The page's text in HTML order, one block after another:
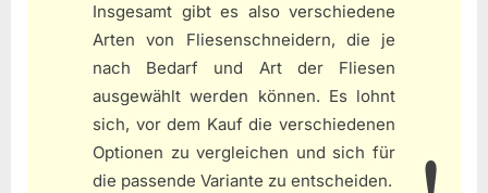
Insgesamt gibt es also verschiedene
Arten von Fliesenschneidern, die je
nach Bedarf und Art der Fliesen
ausgewählt werden können. Es lohnt
sich, vor dem Kauf die verschiedenen
Optionen zu vergleichen und sich für
die passende Variante zu entscheiden.